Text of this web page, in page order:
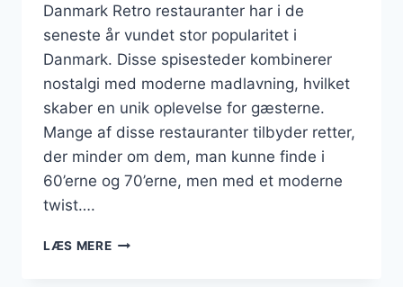
Danmark Retro restauranter har i de
seneste år vundet stor popularitet i
Danmark. Disse spisesteder kombinerer
nostalgi med moderne madlavning, hvilket
skaber en unik oplevelse for gæsterne.
Mange af disse restauranter tilbyder retter,
der minder om dem, man kunne finde i
60’erne og 70’erne, men med et moderne
twist….
LÆS MEREUNIKKE